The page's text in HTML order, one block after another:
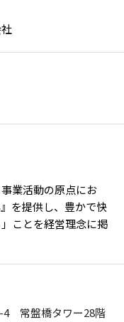
業活動の原点にお
を提供し、豊かで快
ことを経営理念に掲
4 常盤橋タワー28階